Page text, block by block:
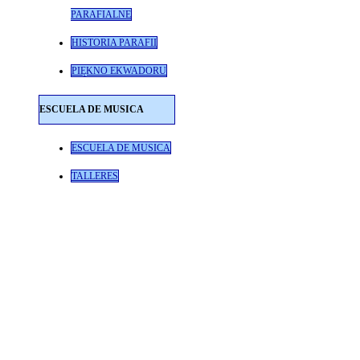
PARAFIALNE
HISTORIA PARAFII
PIĘKNO EKWADORU
ESCUELA DE MUSICA
ESCUELA DE MUSICA
TALLERES